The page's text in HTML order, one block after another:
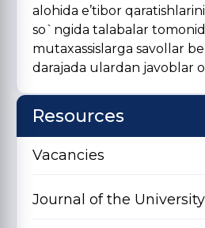
alohida e’tibor
so`ngida talabalar
mutaxassislarga savollar
darajada ulardan javoblar
Resources
Vacancies
Journal of the University